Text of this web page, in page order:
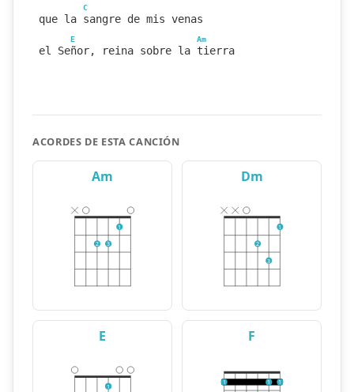
C
que la sangre de mis venas
E Am
el Señor, reina sobre la tierra
ACORDES DE ESTA CANCIÓN
Am
2 3
1
Dm
2
3
1
E
1
F
1 1 1